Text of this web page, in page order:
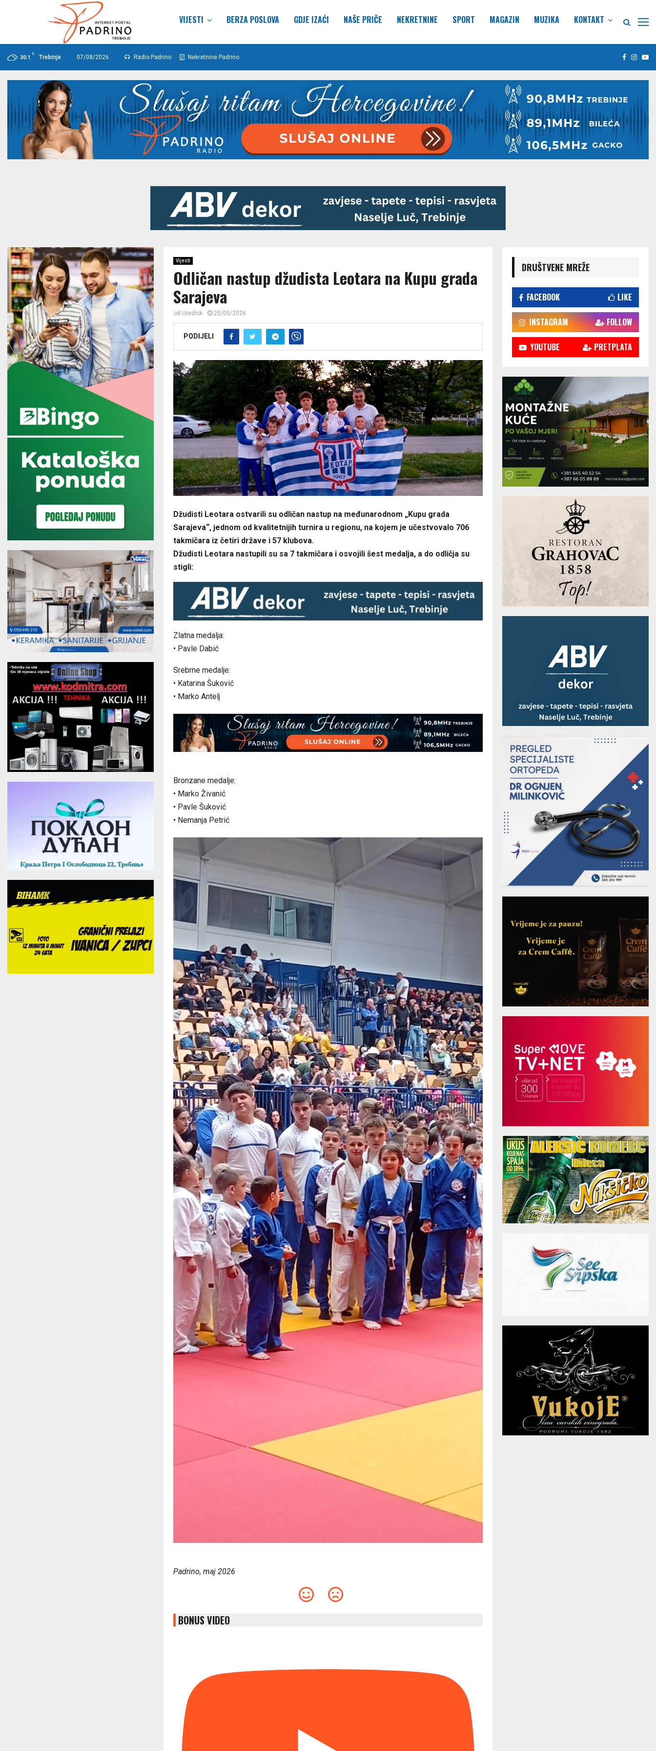
VIJESTI BERZA POSLOVA GDJE IZAĆI NAŠE PRIČE NEKRETNINE SPORT MAGAZIN MUZIKA KONTAKT
30.1
C
Trebinje 07/08/2026 Radio Padrino Nekretnine Padrino Facebook
Vijesti
Odličan nastup džudista Leotara na Kupu grada
Sarajeva
od Urednik 25/05/2026
PODIJELI
Džudisti Leotara ostvarili su odličan nastup na međunarodnom „Kupu grada
Sarajeva“, jednom od kvalitetnijih turnira u regionu, na kojem je učestvovalo 706
takmičara iz četiri države i 57 klubova.
Džudisti Leotara nastupili su sa 7 takmičara i osvojili šest medalja, a do odličja su
stigli:
Zlatna medalja:
• Pavle Dabić
Srebrne medalje:
• Katarina Šuković
• Marko Antelj
Bronzane medalje:
• Marko Živanić
• Pavle Šuković
• Nemanja Petrić
Padrino, maj 2026
BONUS VIDEO
DRUŠTVENE MREŽE
FACEBOOK LIKE
INSTAGRAM FOLLOW
YOUTUBE PRETPLATA